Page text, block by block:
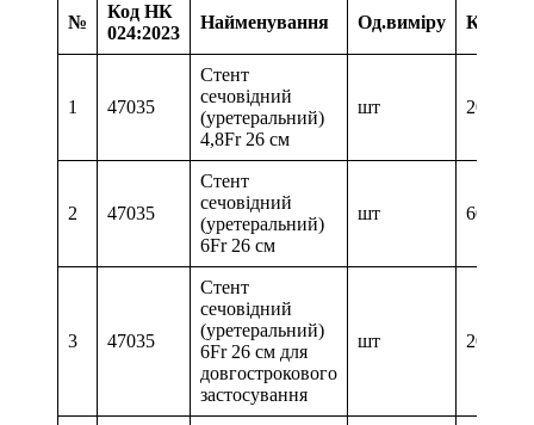
№
Код НК
024:2023
Найменування Од.виміру
1 47035
Стент
сечовідний
(уретеральний)
4,8Fr 26 см
шт 20
2 47035
Стент
сечовідний
(уретеральний)
6Fr 26 см
шт 60
3 47035
Стент
сечовідний
(уретеральний)
6Fr 26 см для
довгострокового
застосування
шт 20